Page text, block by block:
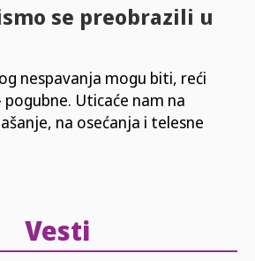
se preobrazili u
nespavanja mogu biti, reći
Uticaće nam na
na osećanja i telesne
Vesti